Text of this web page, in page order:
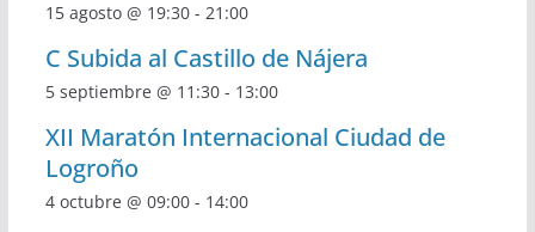
15 agosto @ 19:30- 21:00
C Subida al Castillo de Nájera
5 septiembre @ 11:30- 13:00
XII Maratón Internacional Ciudad de
Logroño
4 octubre @ 09:00- 14:00